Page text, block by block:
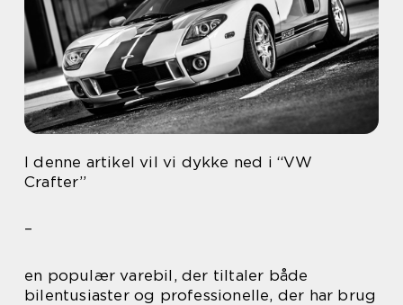
I denne artikel vil vi dykke ned i “VW
Crafter”
–
en populær varebil, der tiltaler både
bilentusiaster og professionelle, der har brug